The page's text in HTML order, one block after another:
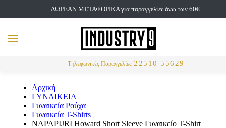
ΔΩΡΕΑΝ ΜΕΤΑΦΟΡΙΚΑ για παραγγελίες άνω των 60€.
Τηλεφωνικές Παραγγελίες 22510 55629
MENU
Αρχική
ΓΥΝΑΙΚΕΙΑ
Γυναικεία Ρούχα
Γυναικεία T-Shirts
NAPAPIJRI Howard Short Sleeve Γυναικείο T-Shirt